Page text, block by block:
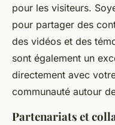
pour les visiteurs.
pour partager des
des vidéos et des
sont également un
directement avec
communauté autour
Partenariats et